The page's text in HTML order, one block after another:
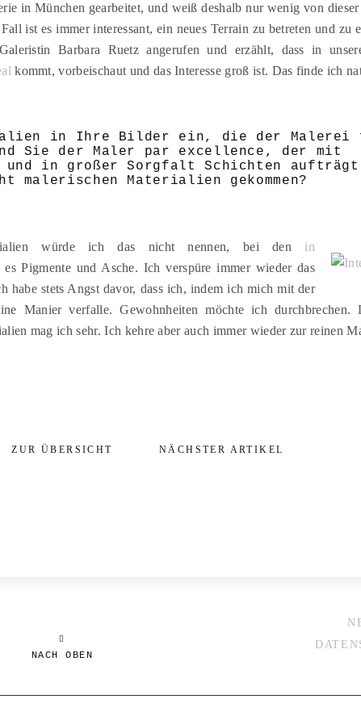
in München gearbeitet, und weiß deshalb nur wenig von
ist es immer interessant, ein neues Terrain zu betreten und zu
Barbara Ruetz angerufen und erzählt, dass in
kommt, vorbeischaut und das Interesse groß ist. Das finde ich
in Ihre Bilder ein, die der Malerei
Sie der Maler par excellence, der mit
und in großer Sorgfalt Schichten
malerischen Materialien gekommen?
würde ich das nicht nennen, bei den in
es Pigmente und Asche. Ich verspüre immer wieder das
habe stets Angst davor, dass ich, indem ich mich mit der
Manier verfalle. Gewohnheiten möchte ich durchbrechen.
mag ich sehr. Ich kehre aber auch immer wieder zur reinen
ZUR ÜBERSICHT NÄCHSTER ARTIKEL
NACH OBEN